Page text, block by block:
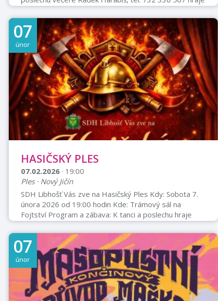
skupina občerstvení Meteor taneční vystoupení
tombola zajištěna možnost dopravy autobusem odjezd
z Frenstátu p. R. v 18:00 odjezd z Kopřivnice v 18:30
odjezd z Vlčovic do Kopřivnice ve 02:30 odjezd z
Vlčovic do Frenštátu p. R. ve 03:00
07
únor
HASIČSKÝ PLES
07.02.2026 · 19:00
Ples · Nový Jičín
SDH Libhošť Vás zve na Hasičský Ples Kdy: Sobota 7.
února 2026 od 19:00 hodin Kde: Trámový sál na
Fojtství Program a zábava: K tanci a poslechu hraje
kapela Zazpívejmi Bohatá tombola a občerstvení
Vstupné: 150 Kč Prodej vstupenek probíhá pouze na
místě.
07
únor